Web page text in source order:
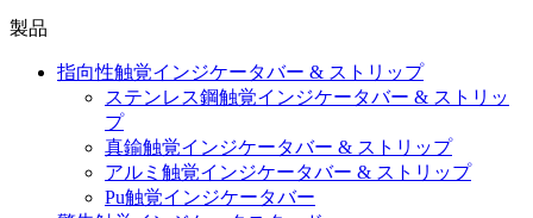
製品
指向性触覚インジケータバー & ストリップ
ステンレス鋼触覚インジケータバー & ストリッ
プ
真鍮触覚インジケータバー & ストリップ
アルミ触覚インジケータバー & ストリップ
Pu触覚インジケータバー